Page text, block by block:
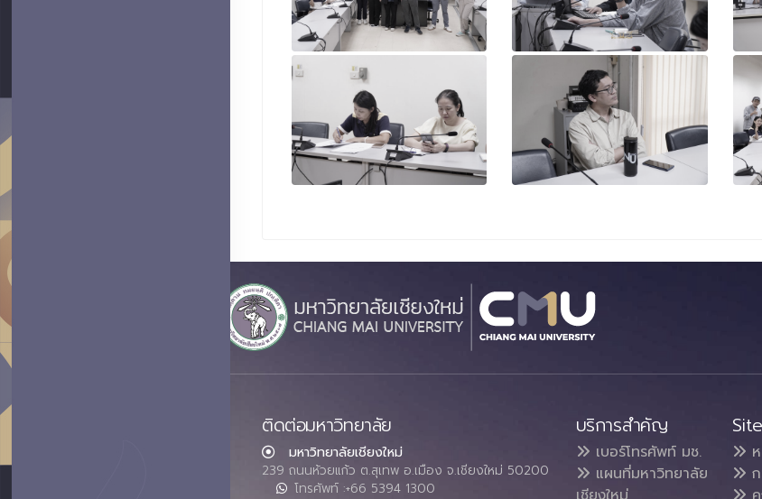
ติดต่อมหาวิทยาลัย
มหาวิทยาลัยเชียงใหม่
239 ถนนห้วยแก้ว ต.สุเทพ อ.เมือง จ.เชียงใหม่ 50200
โทรศัพท์ :+66 5394 1300
บริการสำคัญ
เบอร์โทรศัพท์ มช.
แผนที่มหาวิทยาลัย